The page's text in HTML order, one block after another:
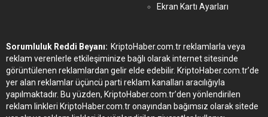
Ekran Kartı Ayarları
Sorumluluk Reddi Beyanı: KriptoHaber.com.tr reklamlarla veya
reklam verenlerle etkileşiminize bağlı olarak internet sitesinde
görüntülenen reklamlardan gelir elde edebilir. KriptoHaber.com.tr’de
yer alan reklamlar üçüncü parti reklam kanalları aracılığıyla
yapılmaktadır. Bu yüzden, KriptoHaber.com.tr’den yönlendirilen
reklam linkleri KriptoHaber.com.tr onayından bağımsız olarak sitede